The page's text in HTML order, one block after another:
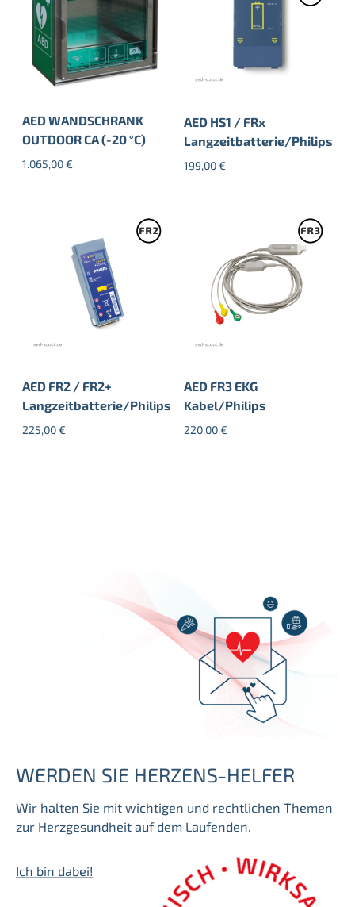
AED WANDSCHRANK
OUTDOOR CA (-20 °C)
1.065,00€
AED HS1 / FRx
Langzeitbatterie/Philips
199,00€
AED FR2 / FR2+
Langzeitbatterie/Philips
225,00€
AED FR3 EKG
Kabel/Philips
220,00€
WERDEN SIE HERZENS-HELFER
Wir halten Sie mit wichtigen und rechtlichen Themen
zur Herzgesundheit auf dem Laufenden.
Ich bin dabei!